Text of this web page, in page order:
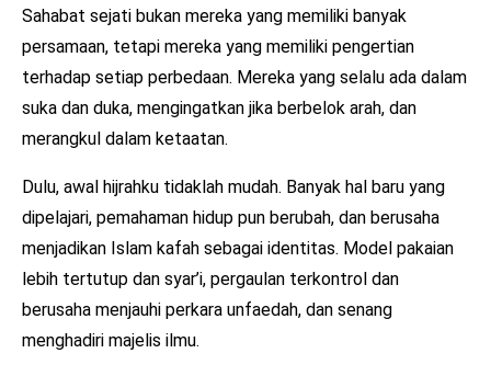
Sahabat sejati bukan mereka yang memiliki banyak
persamaan, tetapi mereka yang memiliki pengertian
terhadap setiap perbedaan. Mereka yang selalu ada dalam
suka dan duka, mengingatkan jika berbelok arah, dan
merangkul dalam ketaatan.
Dulu, awal hijrahku tidaklah mudah. Banyak hal baru yang
dipelajari, pemahaman hidup pun berubah, dan berusaha
menjadikan Islam kafah sebagai identitas. Model pakaian
lebih tertutup dan syar’i, pergaulan terkontrol dan
berusaha menjauhi perkara unfaedah, dan senang
menghadiri majelis ilmu.